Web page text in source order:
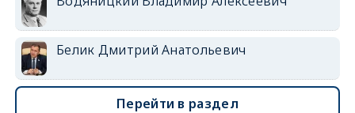
Белик Дмитрий Анатольевич
Перейти в раздел